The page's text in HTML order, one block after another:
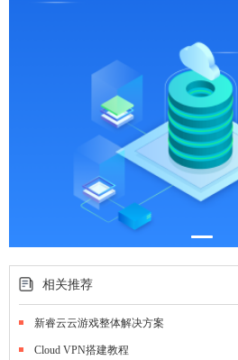
相关推荐
新睿云云游戏整体解决方案
Cloud VPN搭建教程